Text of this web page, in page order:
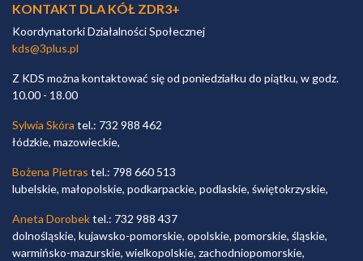
KONTAKT DLA KÓŁ ZDR3+
Koordynatorki Działalności Społecznej
kds@3plus.pl
Z KDS można kontaktować się od poniedziałku do piątku, w godz.
10.00 - 18.00
Sylwia Skóra tel.: 732 988 462
łódzkie, mazowieckie,
Bożena Pietras tel.: 798 660 513
lubelskie, małopolskie, podkarpackie, podlaskie, świętokrzyskie,
Aneta Dorobektel.: 732 988 437
dolnośląskie, kujawsko-pomorskie, opolskie, pomorskie, śląskie,
warmińsko-mazurskie, wielkopolskie, zachodniopomorskie,